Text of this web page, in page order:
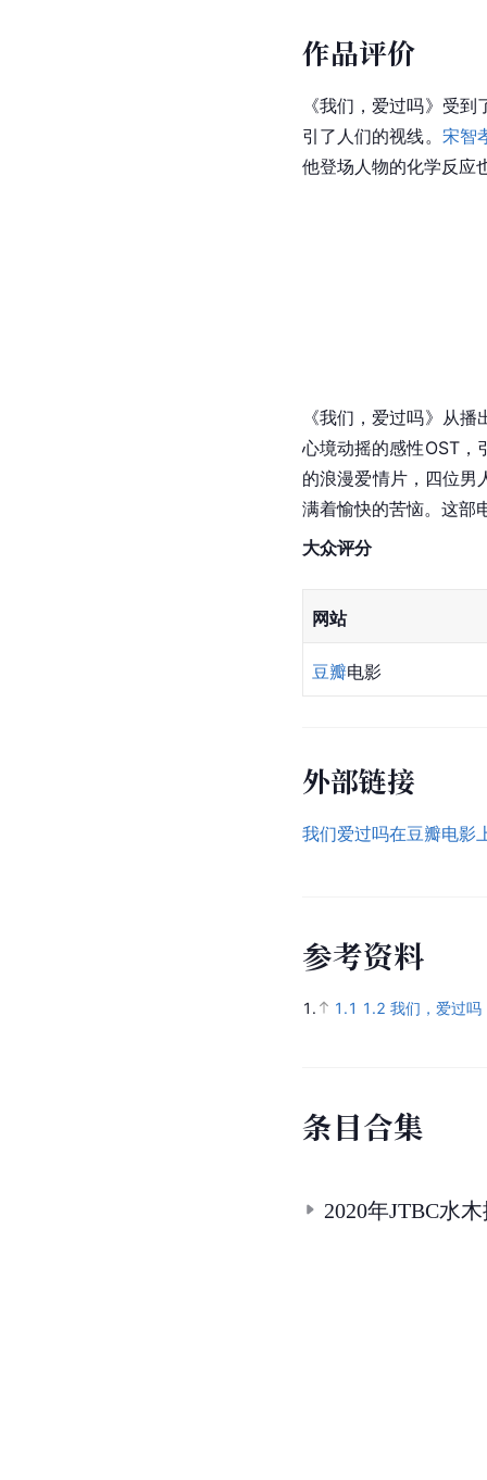
作品评价
《我们，爱过吗》受
引了人们的视线。 宋智
他登场人物的化学反应
《我们，爱过吗》从
心境动摇的感性OST，
的浪漫爱情片，四位男
满着愉快的苦恼。这部
大众评分
网站
豆瓣电影
外部链接
我们爱过吗在豆瓣电影
参考资料
1. 1.1 1.2 我们，爱过吗
条目合集
2020年JTBC水